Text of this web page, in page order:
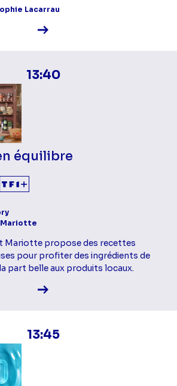
Lacarrau
Voir la fiche diffusion
13:40
équilibre
Mariotte propose des recettes
pour profiter des ingrédients de
part belle aux produits locaux.
Voir la fiche diffusion
13:45